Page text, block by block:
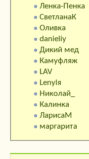
Ленка-Пенка
СветланаК
Оливка
danieliy
Дикий мед
Камуфляж
LAV
Lenylя
Николай_
Калинка
ЛарисаМ
маргарита